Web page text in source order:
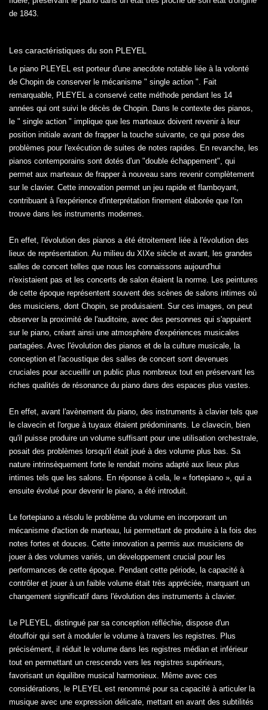
de 1843.
Les caractéristiques du son PLEYEL
Le piano PLEYEL est porteur d'une anecdote notable liée à la volonté
de Chopin de conserver le mécanisme " single action ". Fait
remarquable, PLEYEL a conservé cette méthode pendant les 14
années qui ont suivi le décès de Chopin. Dans le contexte des pianos,
le " single action " implique que les marteaux doivent revenir à leur
position initiale avant de frapper la touche suivante, ce qui pose des
problèmes pour l'exécution de suites de notes rapides. En revanche, les
pianos contemporains sont dotés d'un "double échappement", qui
permet aux marteaux de frapper à nouveau sans revenir complètement
sur le clavier. Cette innovation permet un jeu rapide et flamboyant,
contribuant à l'expérience d'interprétation finement élaborée que l'on
trouve dans les instruments modernes.
En effet, l'évolution des pianos a été étroitement liée à l'évolution des
lieux de représentation. Au milieu du XIXe siècle et avant, les grandes
salles de concert telles que nous les connaissons aujourd'hui
n'existaient pas et les concerts de salon étaient la norme. Les peintures
de cette époque représentent souvent des scènes de salons intimes où
des musiciens, dont Chopin, se produisaient. Sur ces images, on peut
observer la proximité de l'auditoire, avec des personnes qui s'appuient
sur le piano, créant ainsi une atmosphère d'expériences musicales
partagées. Avec l'évolution des pianos et de la culture musicale, la
conception et l'acoustique des salles de concert sont devenues
cruciales pour accueillir un public plus nombreux tout en préservant les
riches qualités de résonance du piano dans des espaces plus vastes.
En effet, avant l'avènement du piano, des instruments à clavier tels que
le clavecin et l'orgue à tuyaux étaient prédominants. Le clavecin, bien
qu'il puisse produire un volume suffisant pour une utilisation orchestrale,
posait des problèmes lorsqu'il était joué à des volume plus bas. Sa
nature intrinsèquement forte le rendait moins adapté aux lieux plus
intimes tels que les salons. En réponse à cela, le « fortepiano », qui a
ensuite évolué pour devenir le piano, a été introduit.
Le fortepiano a résolu le problème du volume en incorporant un
mécanisme d'action de marteau, lui permettant de produire à la fois des
notes fortes et douces. Cette innovation a permis aux musiciens de
jouer à des volumes variés, un développement crucial pour les
performances de cette époque. Pendant cette période, la capacité à
contrôler et jouer à un faible volume était très appréciée, marquant un
changement significatif dans l'évolution des instruments à clavier.
Le PLEYEL, distingué par sa conception réfléchie, dispose d'un
étouffoir qui sert à moduler le volume à travers les registres. Plus
précisément, il réduit le volume dans les registres médian et inférieur
tout en permettant un crescendo vers les registres supérieurs,
favorisant un équilibre musical harmonieux. Même avec ces
considérations, le PLEYEL est renommé pour sa capacité à articuler la
musique avec une expression délicate, mettant en avant des subtilités